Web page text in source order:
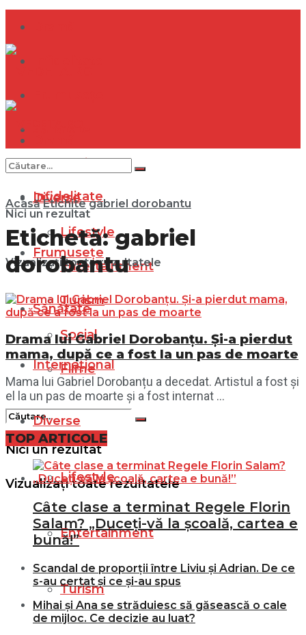
Internațional
Diverse
Lifestyle
Entertainment
Turism
Social
Filme
Nici un rezultat
Vizualizați toate rezultatele
Infidelitate
Frumusețe
Sănătate
Internațional
Diverse
Lifestyle
Entertainment
Turism
Nici un rezultat
Vizualizați toate rezultatele
Acasă Etichite gabriel dorobantu
Etichetă:gabriel
dorobantu
Drama lui Gabriel Dorobanțu. Și-a pierdut
mama, după ce a fost la un pas de moarte
Mama lui Gabriel Dorobanțu a decedat. Artistul a fost și
el la un pas de moarte și a fost internat ...
TOP ARTICOLE
Câte clase a terminat Regele Florin
Salam? „Duceți-vă la școală, cartea e
bună!”
Scandal de proporții între Liviu și Adrian. De ce
s-au certat și ce și-au spus
Mihai și Ana se străduiesc să găsească o cale
de mijloc. Ce decizie au luat?